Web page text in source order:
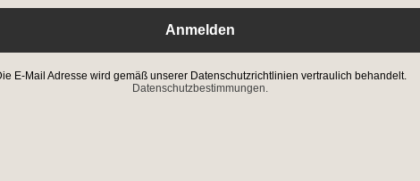
Anmelden
E-Mail Adresse wird gemäß unserer Datenschutzrichtlinien vertraulich behandelt.
Datenschutzbestimmungen.